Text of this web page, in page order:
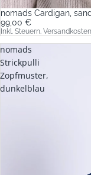
nomads Cardigan, sand
99,00 €
Inkl. Steuern.
nomads
Strickpulli
Zopfmuster,
dunkelblau